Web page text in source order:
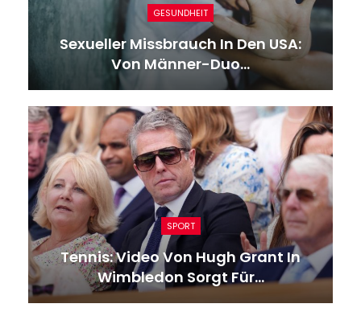
GESUNDHEIT
Sexueller Missbrauch In Den USA:
Von Männer-Duo…
SPORT
Tennis: Video Von Hugh Grant In
Wimbledon Sorgt Für…